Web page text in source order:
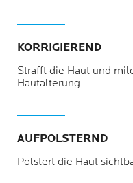
KORRIGIEREND
Strafft die Haut und
Hautalterung
AUFPOLSTERND
Polstert die Haut